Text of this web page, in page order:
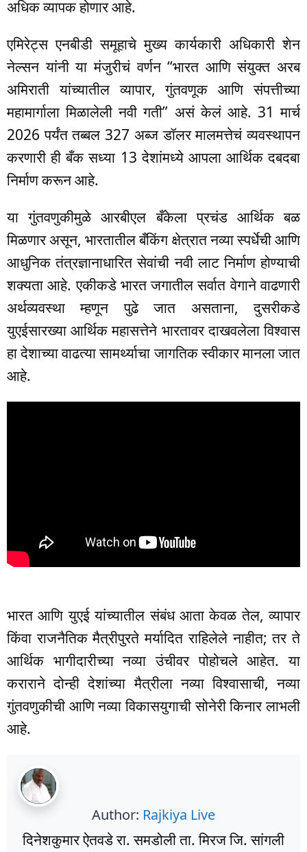
अधिक व्यापक होणार आहे.
एमिरेट्स एनबीडी समूहाचे मुख्य कार्यकारी अधिकारी शेन
नेल्सन यांनी या मंजुरीचं वर्णन “भारत आणि संयुक्त अरब
अमिराती यांच्यातील व्यापार, गुंतवणूक आणि संपत्तीच्या
महामार्गाला मिळालेली नवी गती” असं केलं आहे. 31 मार्च
2026 पर्यंत तब्बल 327 अब्ज डॉलर मालमत्तेचं व्यवस्थापन
करणारी ही बँक सध्या 13 देशांमध्ये आपला आर्थिक दबदबा
निर्माण करून आहे.
या गुंतवणुकीमुळे आरबीएल बँकेला प्रचंड आर्थिक बळ
मिळणार असून, भारतातील बँकिंग क्षेत्रात नव्या स्पर्धेची आणि
आधुनिक तंत्रज्ञानाधारित सेवांची नवी लाट निर्माण होण्याची
शक्यता आहे. एकीकडे भारत जगातील सर्वात वेगाने वाढणारी
अर्थव्यवस्था म्हणून पुढे जात असताना, दुसरीकडे
युएईसारख्या आर्थिक महासत्तेने भारतावर दाखवलेला विश्वास
हा देशाच्या वाढत्या सामर्थ्याचा जागतिक स्वीकार मानला जात
आहे.
भारत आणि युएई यांच्यातील संबंध आता केवळ तेल, व्यापार
किंवा राजनैतिक मैत्रीपुरते मर्यादित राहिलेले नाहीत; तर ते
आर्थिक भागीदारीच्या नव्या उंचीवर पोहोचले आहेत. या
कराराने दोन्ही देशांच्या मैत्रीला नव्या विश्वासाची, नव्या
गुंतवणुकीची आणि नव्या विकासयुगाची सोनेरी किनार लाभली
आहे.
Author: Rajkiya Live
दिनेशकुमार ऐतवडे रा. समडोली ता. मिरज जि. सांगली